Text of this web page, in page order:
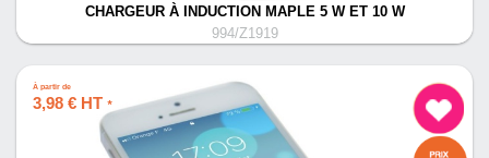
CHARGEUR À INDUCTION MAPLE 5 W ET 10 W
994/Z1919
À partir de
3,98 € HT *